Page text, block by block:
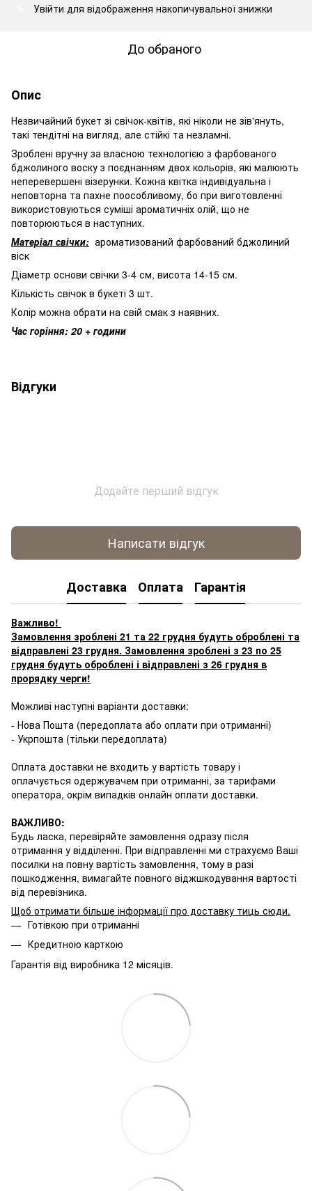
Увійти для відображення накопичувальної знижки
До обраного
Опис
Незвичайний букет зі свічок-квітів, які ніколи не зів'януть,
такі тендітні на вигляд, але стійкі та незламні.
Зроблені вручну за власною технологією з фарбованого
бджолиного воску з поєднанням двох кольорів, які малюють
неперевершені візерунки. Кожна квітка індивідуальна і
неповторна та пахне поособливому, бо при виготовленні
використовуються суміші ароматичніх олій, що не
повторюються в наступних.
Матеріал свічки: ароматизований фарбований бджолиний
віск
Діаметр основи свічки 3-4 см, висота 14-15 см.
Кількість свічок в букеті 3 шт.
Колір можна обрати на свій смак з наявних.
Час горіння: 20 + години
Відгуки
Додайте перший відгук
Написати відгук
Доставка Оплата Гарантія
Важливо!
Замовлення зроблені 21 та 22 грудня будуть оброблені та
відправлені 23 грудня. Замовлення зроблені з 23 по 25
грудня будуть оброблені і відправлені з 26 грудня в
прорядку черги!
Можливі наступні варіанти доставки:
- Нова Пошта (передоплата або оплати при отриманні)
- Укрпошта (тільки передоплата)
Оплата доставки не входить у вартість товару і
оплачується одержувачем при отриманні, за тарифами
оператора, окрім випадків онлайн оплати доставки.
ВАЖЛИВО:
Будь ласка, перевіряйте замовлення одразу після
отримання у відділенні. При відправленні ми страхуємо Ваші
посилки на повну вартість замовлення, тому в разі
пошкодження, вимагайте повного віджшкодування вартості
від перевізника.
Щоб отримати більше інформації про доставку тиць сюди.
Готівкою при отриманні
Кредитною карткою
Гарантія від виробника 12 місяців.